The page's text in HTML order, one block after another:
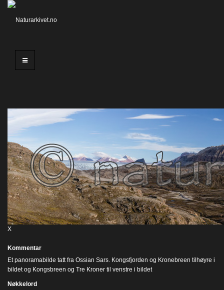
X
Kommentar
Et panoramabilde tatt fra Ossian Sars. Kongsfjorden og Kronebreen tilhøyre i
bildet og Kongsbreen og Tre Kroner til venstre i bildet
Nøkkelord